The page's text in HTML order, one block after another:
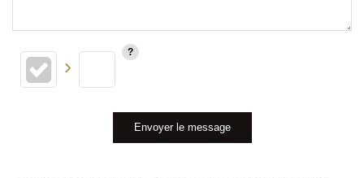
Envoyer le message